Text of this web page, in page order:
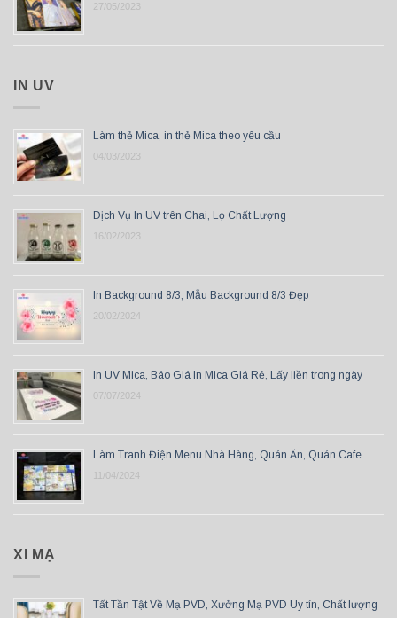
27/05/2023
IN UV
Làm thẻ Mica, in thẻ Mica theo yêu cầu
04/03/2023
Dịch Vụ In UV trên Chai, Lọ Chất Lượng
16/02/2023
In Background 8/3, Mẫu Background 8/3 Đẹp
20/02/2024
In UV Mica, Báo Giá In Mica Giá Rẻ, Lấy liền trong ngày
07/07/2024
Làm Tranh Điện Menu Nhà Hàng, Quán Ăn, Quán Cafe
11/04/2024
XI MẠ
Tất Tần Tật Về Mạ PVD, Xưởng Mạ PVD Uy tín, Chất lượng